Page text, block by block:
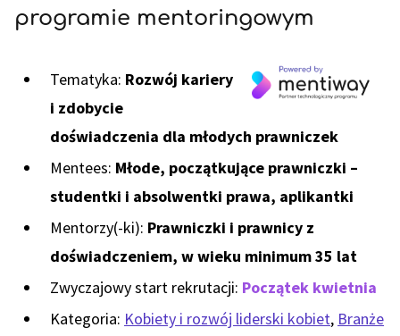
programie mentoringowym
Tematyka: Rozwój kariery
i zdobycie
doświadczenia dla młodych prawniczek
Mentees: Młode, początkujące prawniczki –
studentki i absolwentki prawa, aplikantki
Mentorzy(-ki): Prawniczki i prawnicy z
doświadczeniem, w wieku minimum 35 lat
Zwyczajowy start rekrutacji: Początek kwietnia
Kategoria: Kobiety i rozwój liderski kobiet, Branże